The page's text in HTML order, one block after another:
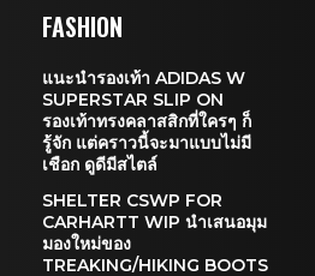
FASHION
แนะนำรองเท้า ADIDAS W
SUPERSTAR SLIP ON
รองเท้าทรงคลาสสิกที่ใครๆ ก็
รู้จัก แต่คราวนี้จะมาแบบไม่มี
เชือก ดูดีมีสไตล์
SHELTER CSWP FOR
CARHARTT WIP นำเสนอมุม
มองใหม่ของ
TREAKING/HIKING BOOTS